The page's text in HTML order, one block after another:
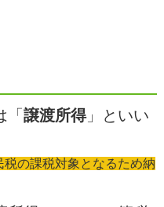
譲渡所得」といい
税の課税対象となるため納